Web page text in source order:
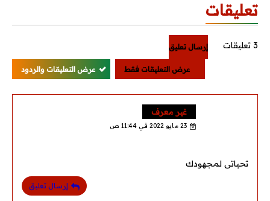
تعليقات
3 تعليقات إرسال تعليق
عرض التعليقات فقط عرض التعليقات والردود
غير معرف
23 مايو 2022 في 11:44 ص
تحياتى لمجهودك
إرسال تعليق